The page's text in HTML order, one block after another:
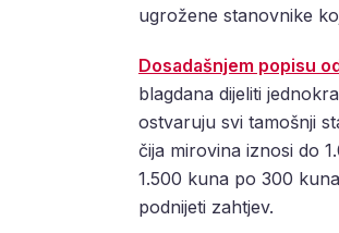
ugrožene stanovnike
Dosadašnjem popisu
blagdana dijeliti
ostvaruju svi tamošnji
čija mirovina iznosi do
1.500 kuna po 300
podnijeti zahtjev.